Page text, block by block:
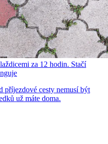
za 12 hodin. Stačí
příjezdové cesty nemusí být
už máte doma.